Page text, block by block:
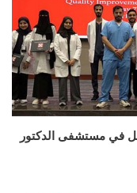
في مستشفى الدكتور